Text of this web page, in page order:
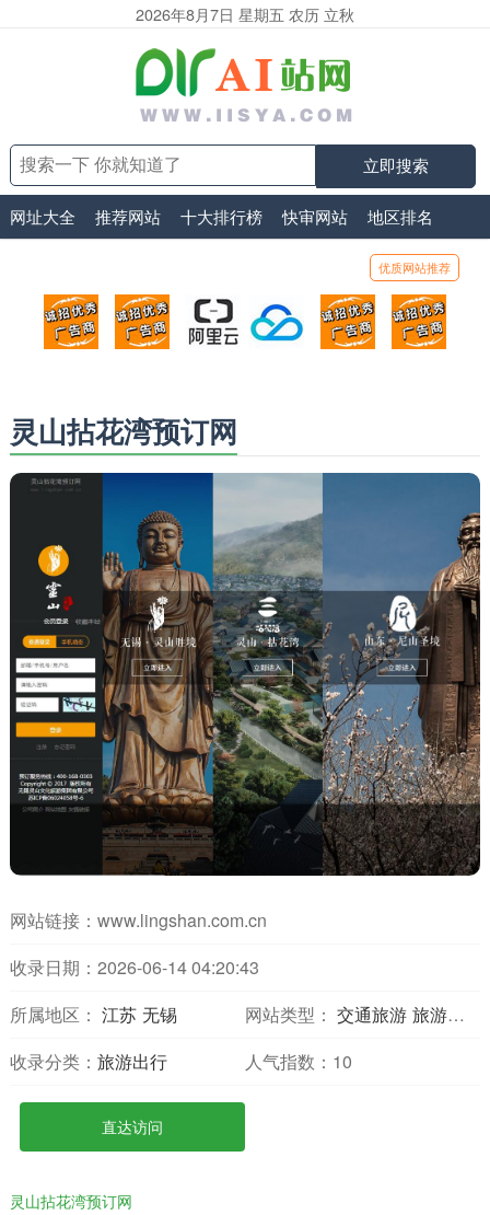
2026年8月7日 星期五 农历 立秋
立即搜索
网址大全 推荐网站 十大排行榜 快审网站 地区排名
优质网站推荐
顶部广告位1
广告位招商_广告位待售
顶部广告位2
广告位招商_广告位待售
阿里云
打折活动、99元/年
腾讯云
优惠打折，99元/年
顶部广告位5
广告位招商_
灵山拈花湾预订网
网站链接： www.lingshan.com.cn
收录日期：2026-06-14 04:20:43
所属地区： 江苏 无锡 网站类型： 交通旅游 旅游网站
收录分类： 旅游出行 人气指数： 10
直达访问
灵山拈花湾预订网